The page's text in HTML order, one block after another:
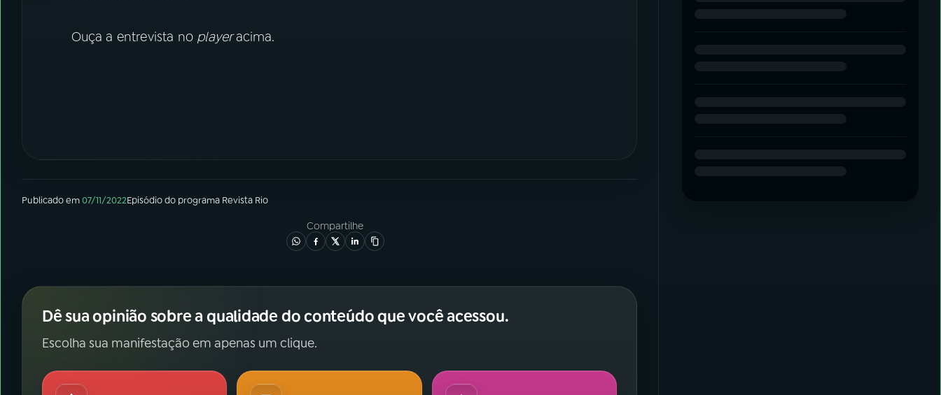
Ouça a entrevista no playeracima.
Publicado em07/11/2022Episódiodo programa Revista Rio
Compartilhe
Dê sua opinião sobre a qualidade do conteúdo que você acessou.
Escolha sua manifestação em apenas um clique.